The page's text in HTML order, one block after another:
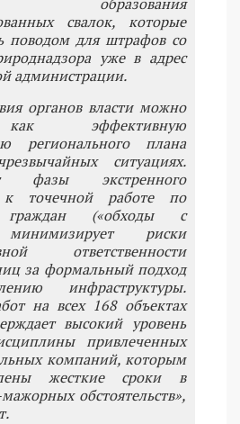
свалок, которые
поводом для штрафов со
уже в адрес
администрации.
органов власти можно
эффективную
регионального плана
ситуациях.
фазы экстренного
к точечной работе по
граждан («обходы с
риски
ответственности
за формальный подход
инфраструктуры.
на всех 168 объектах
высокий уровень
привлеченных
компаний, которым
жесткие сроки в
обстоятельств»,